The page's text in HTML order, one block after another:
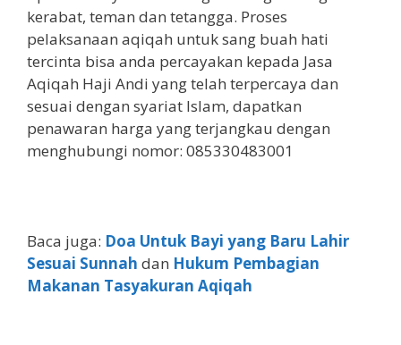
kerabat, teman dan tetangga. Proses
pelaksanaan aqiqah untuk sang buah hati
tercinta bisa anda percayakan kepada Jasa
Aqiqah Haji Andi yang telah terpercaya dan
sesuai dengan syariat Islam, dapatkan
penawaran harga yang terjangkau dengan
menghubungi nomor: 085330483001
Baca juga: Doa Untuk Bayi yang Baru Lahir
Sesuai Sunnah dan Hukum Pembagian
Makanan Tasyakuran Aqiqah